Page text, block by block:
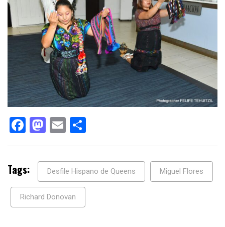
Facebook
Mastodon
Email
Tags: Desfile Hispano de Queens Miguel Flores
Richard Donovan